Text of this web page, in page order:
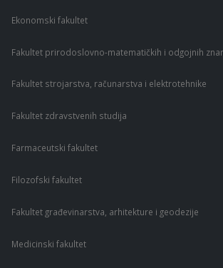
Ekonomski fakultet
Fakultet prirodoslovno-matematičkih i odgojnih
Fakultet strojarstva, računarstva i elektrotehnike
Fakultet zdravstvenih studija
Farmaceutski fakultet
Filozofski fakultet
Fakultet građevinarstva, arhitekture i geodezije
Medicinski fakultet